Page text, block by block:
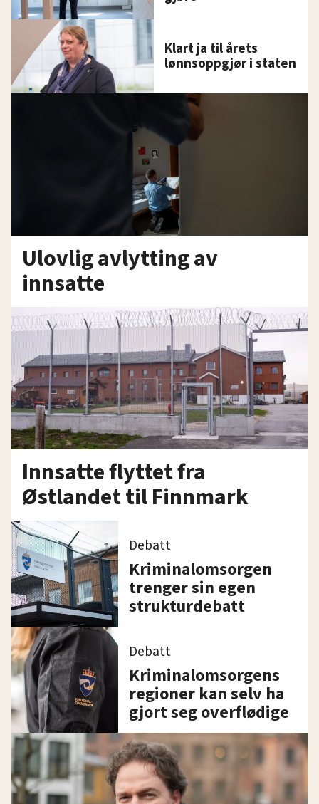
Klart ja til årets
lønnsoppgjør i staten
Ulovlig avlytting av
innsatte
Innsatte flyttet fra
Østlandet til Finnmark
Debatt
Kriminalomsorgen
trenger sin egen
strukturdebatt
Debatt
Kriminalomsorgens
regioner kan selv ha
gjort seg overflødige